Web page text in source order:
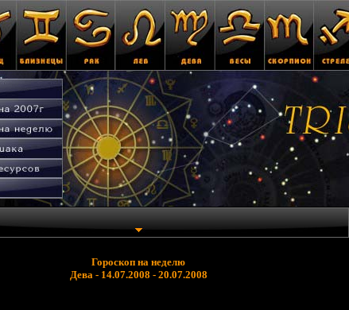
Гороскоп на неделю
Дева - 14.07.2008 - 20.07.2008